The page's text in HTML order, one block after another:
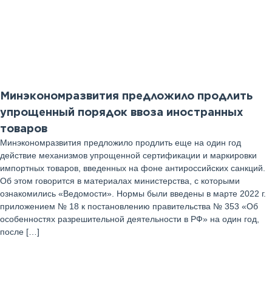
Минэкономразвития предложило продлить
упрощенный порядок ввоза иностранных
товаров
Минэкономразвития предложило продлить еще на один год
действие механизмов упрощенной сертификации и маркировки
импортных товаров, введенных на фоне антироссийских санкций.
Об этом говорится в материалах министерства, с которыми
ознакомились «Ведомости». Нормы были введены в марте 2022 г.
приложением № 18 к постановлению правительства № 353 «Об
особенностях разрешительной деятельности в РФ» на один год,
после […]